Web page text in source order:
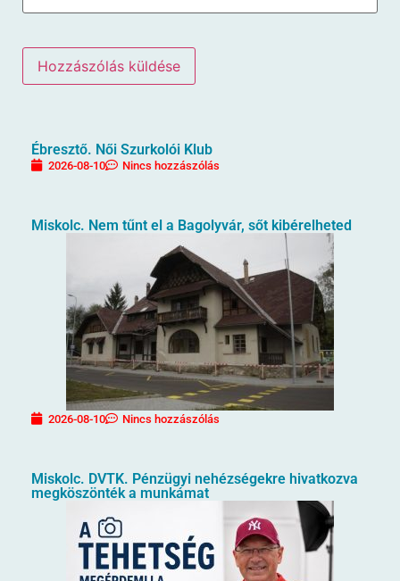
Ébresztő. Női Szurkolói Klub
2026-08-10 Nincs hozzászólás
Miskolc. Nem tűnt el a Bagolyvár, sőt kibérelheted
2026-08-10 Nincs hozzászólás
Miskolc. DVTK. Pénzügyi nehézségekre hivatkozva
megköszönték a munkámat